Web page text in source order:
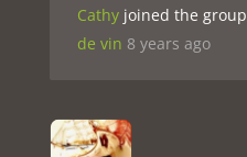
Cathyjoined the group
de vin 8 years ago